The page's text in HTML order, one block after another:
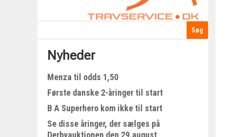
Nyheder
Menza til odds 1,50
Første danske 2-åringer til start
B A Superhero kom ikke til start
Se disse åringer, der sælges på
Derbyauktionen den 29.august